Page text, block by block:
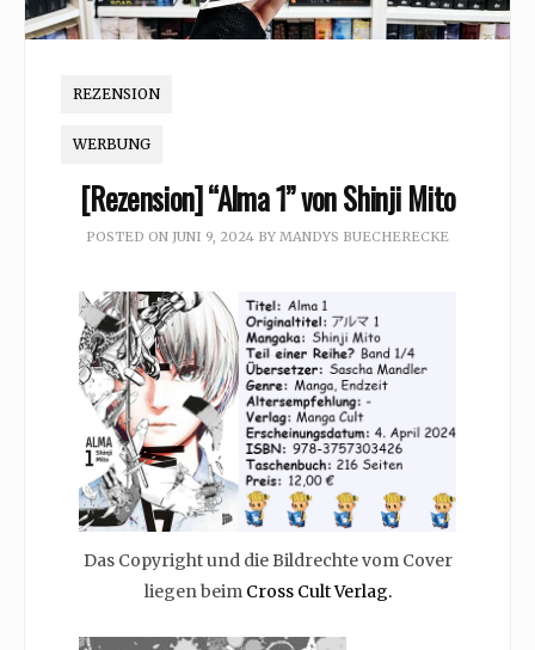
REZENSION
WERBUNG
[Rezension] “Alma 1” von Shinji Mito
POSTED ON JUNI 9, 2024 BY MANDYS BUECHERECKE
Das Copyright und die Bildrechte vom Cover
liegen beimCross Cult Verlag.